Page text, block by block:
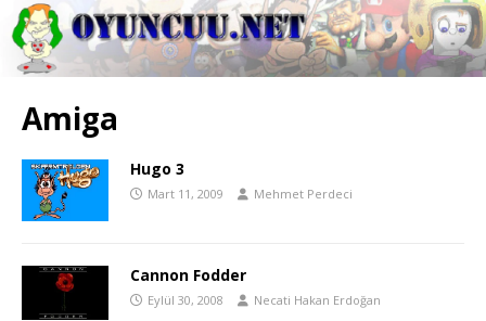
Amiga
Hugo 3
Mart 11, 2009 Mehmet Perdeci
Cannon Fodder
Eylül 30, 2008 Necati Hakan Erdoğan